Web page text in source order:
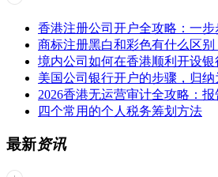
香港注册公司开户全攻略：一
商标注册黑白和彩色有什么区别
境内公司如何在香港顺利开设银
美国公司银行开户的步骤，归纳
2026香港无运营审计全攻略：
四个常用的个人税务筹划方法
最新资讯